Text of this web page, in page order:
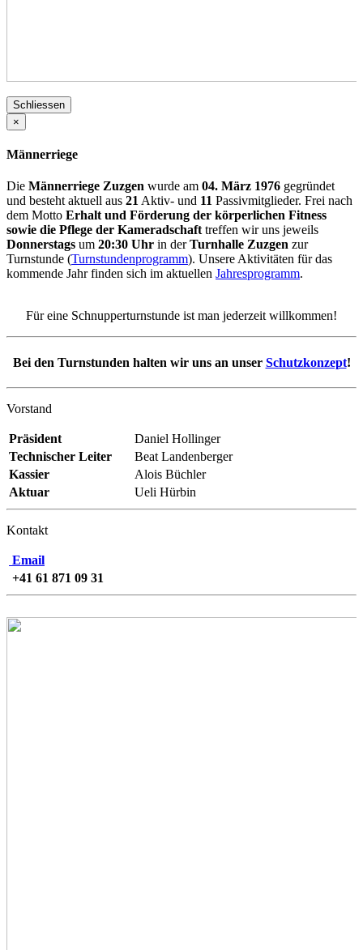
Schliessen
×
Männerriege
Die Männerriege Zuzgen wurde am 04. März 1976 gegründet
und besteht aktuell aus 21Aktiv- und 11 Passivmitglieder. Frei nach
dem Motto Erhalt und Förderung der körperlichen Fitness
sowie die Pflege der Kameradschafttreffen wir uns jeweils
Donnerstags um 20:30 Uhr in derTurnhalle Zuzgen zur
Turnstunde (Turnstundenprogramm). Unsere Aktivitäten für das
kommende Jahr finden sich im aktuellen Jahresprogramm.
Für eine Schnupperturnstunde ist man jederzeit willkommen!
Bei den Turnstunden halten wir uns an unser Schutzkonzept!
Vorstand
Präsident
Daniel Hollinger
Technischer Leiter
Beat Landenberger
Kassier
Alois Büchler
Aktuar
Ueli Hürbin
Kontakt
Email
+41 61 871 09 31